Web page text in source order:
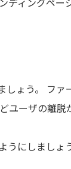
しょう。 ファ
ユーザの離脱
にしましょう